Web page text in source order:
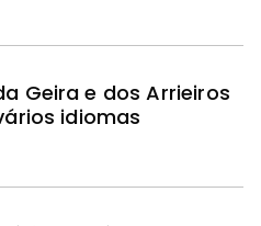
Geira e dos Arrieiros
idiomas